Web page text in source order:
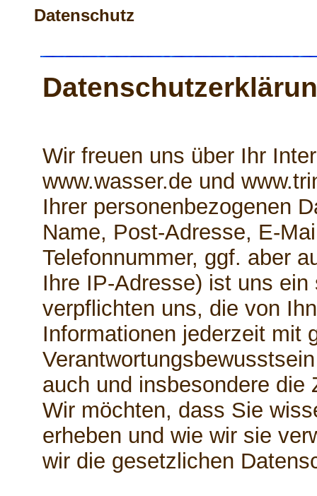
Datenschutz
Wir freuen uns über Ihr
www.wasser.de und
Ihrer personenbezogenen
Name, Post-Adresse, E-
Telefonnummer, ggf. aber
Ihre IP-Adresse) ist uns
verpflichten uns, die von
Informationen jederzeit mit
auch und insbesondere die
Wir möchten, dass Sie
erheben und wie wir sie
wir die gesetzlichen